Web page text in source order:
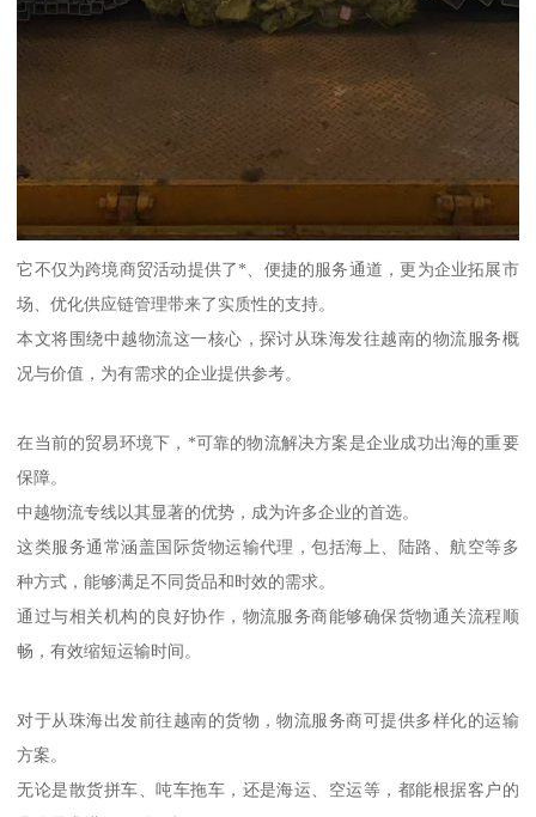
它不仅为跨境商贸活动提供了*、便捷的服务通道，更为企业拓展市
场、优化供应链管理带来了实质性的支持。
本文将围绕中越物流这一核心，探讨从珠海发往越南的物流服务概
况与价值，为有需求的企业提供参考。
在当前的贸易环境下，*可靠的物流解决方案是企业成功出海的重要
保障。
中越物流专线以其显著的优势，成为许多企业的首选。
这类服务通常涵盖国际货物运输代理，包括海上、陆路、航空等多
种方式，能够满足不同货品和时效的需求。
通过与相关机构的良好协作，物流服务商能够确保货物通关流程顺
畅，有效缩短运输时间。
对于从珠海出发前往越南的货物，物流服务商可提供多样化的运输
方案。
无论是散货拼车、吨车拖车，还是海运、空运等，都能根据客户的